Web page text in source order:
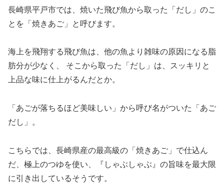
長崎県平戸市では、焼いた飛び魚から取った「だし」のこ
とを「焼きあご」と呼びます。
海上を飛翔する飛び魚は、他の魚より雑味の原因になる脂
肪分が少なく、 そこから取った「だし」は、スッキリと
上品な味に仕上がるんだとか。
「あごが落ちるほど美味しい」から呼び名がついた「あご
だし」。
こちらでは、長崎県産の最高級の「焼きあご」で仕込ん
だ、極上のつゆを使い、『しゃぶしゃぶ』の旨味を最大限
に引き出しているそうです。